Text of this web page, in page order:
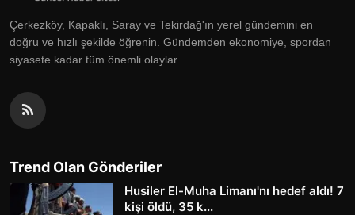
Çerkezköy, Kapaklı, Saray ve Tekirdağ'ın yerel gündemini en
doğru ve hızlı şekilde öğrenin. Gündemden ekonomiye, spordan
siyasete kadar tüm önemli olaylar.
Trend Olan Gönderiler
Husiler El-Muha Limanı'nı hedef aldı! 7
kişi öldü, 35 k...